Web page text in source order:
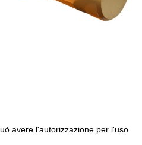
avere l'autorizzazione per l'uso